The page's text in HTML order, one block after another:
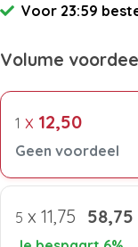
Voor 23:59
Volume
1 x 12,50
Geen voordeel
5 x 11,75 58,75